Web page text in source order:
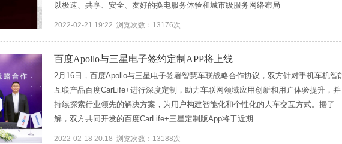
以极速、共享、安全、友好的换电服务体验和城市级服务网络布局
2022-02-21 19:22 浏览次数：13176次
百度Apollo与三星电子签约定制APP将上线
2月16日，百度Apollo与三星电子签署智慧车联战略合作协议，双方针对手机车机智
互联产品百度CarLife+进行深度定制，助力车联网领域应用创新和用户体验提升，并
持续探索行业领先的解决方案，为用户构建智能化和个性化的人车交互方式。据了
解，双方共同开发的百度CarLife+三星定制版App将于近期...
2022-02-18 20:18 浏览次数：13188次